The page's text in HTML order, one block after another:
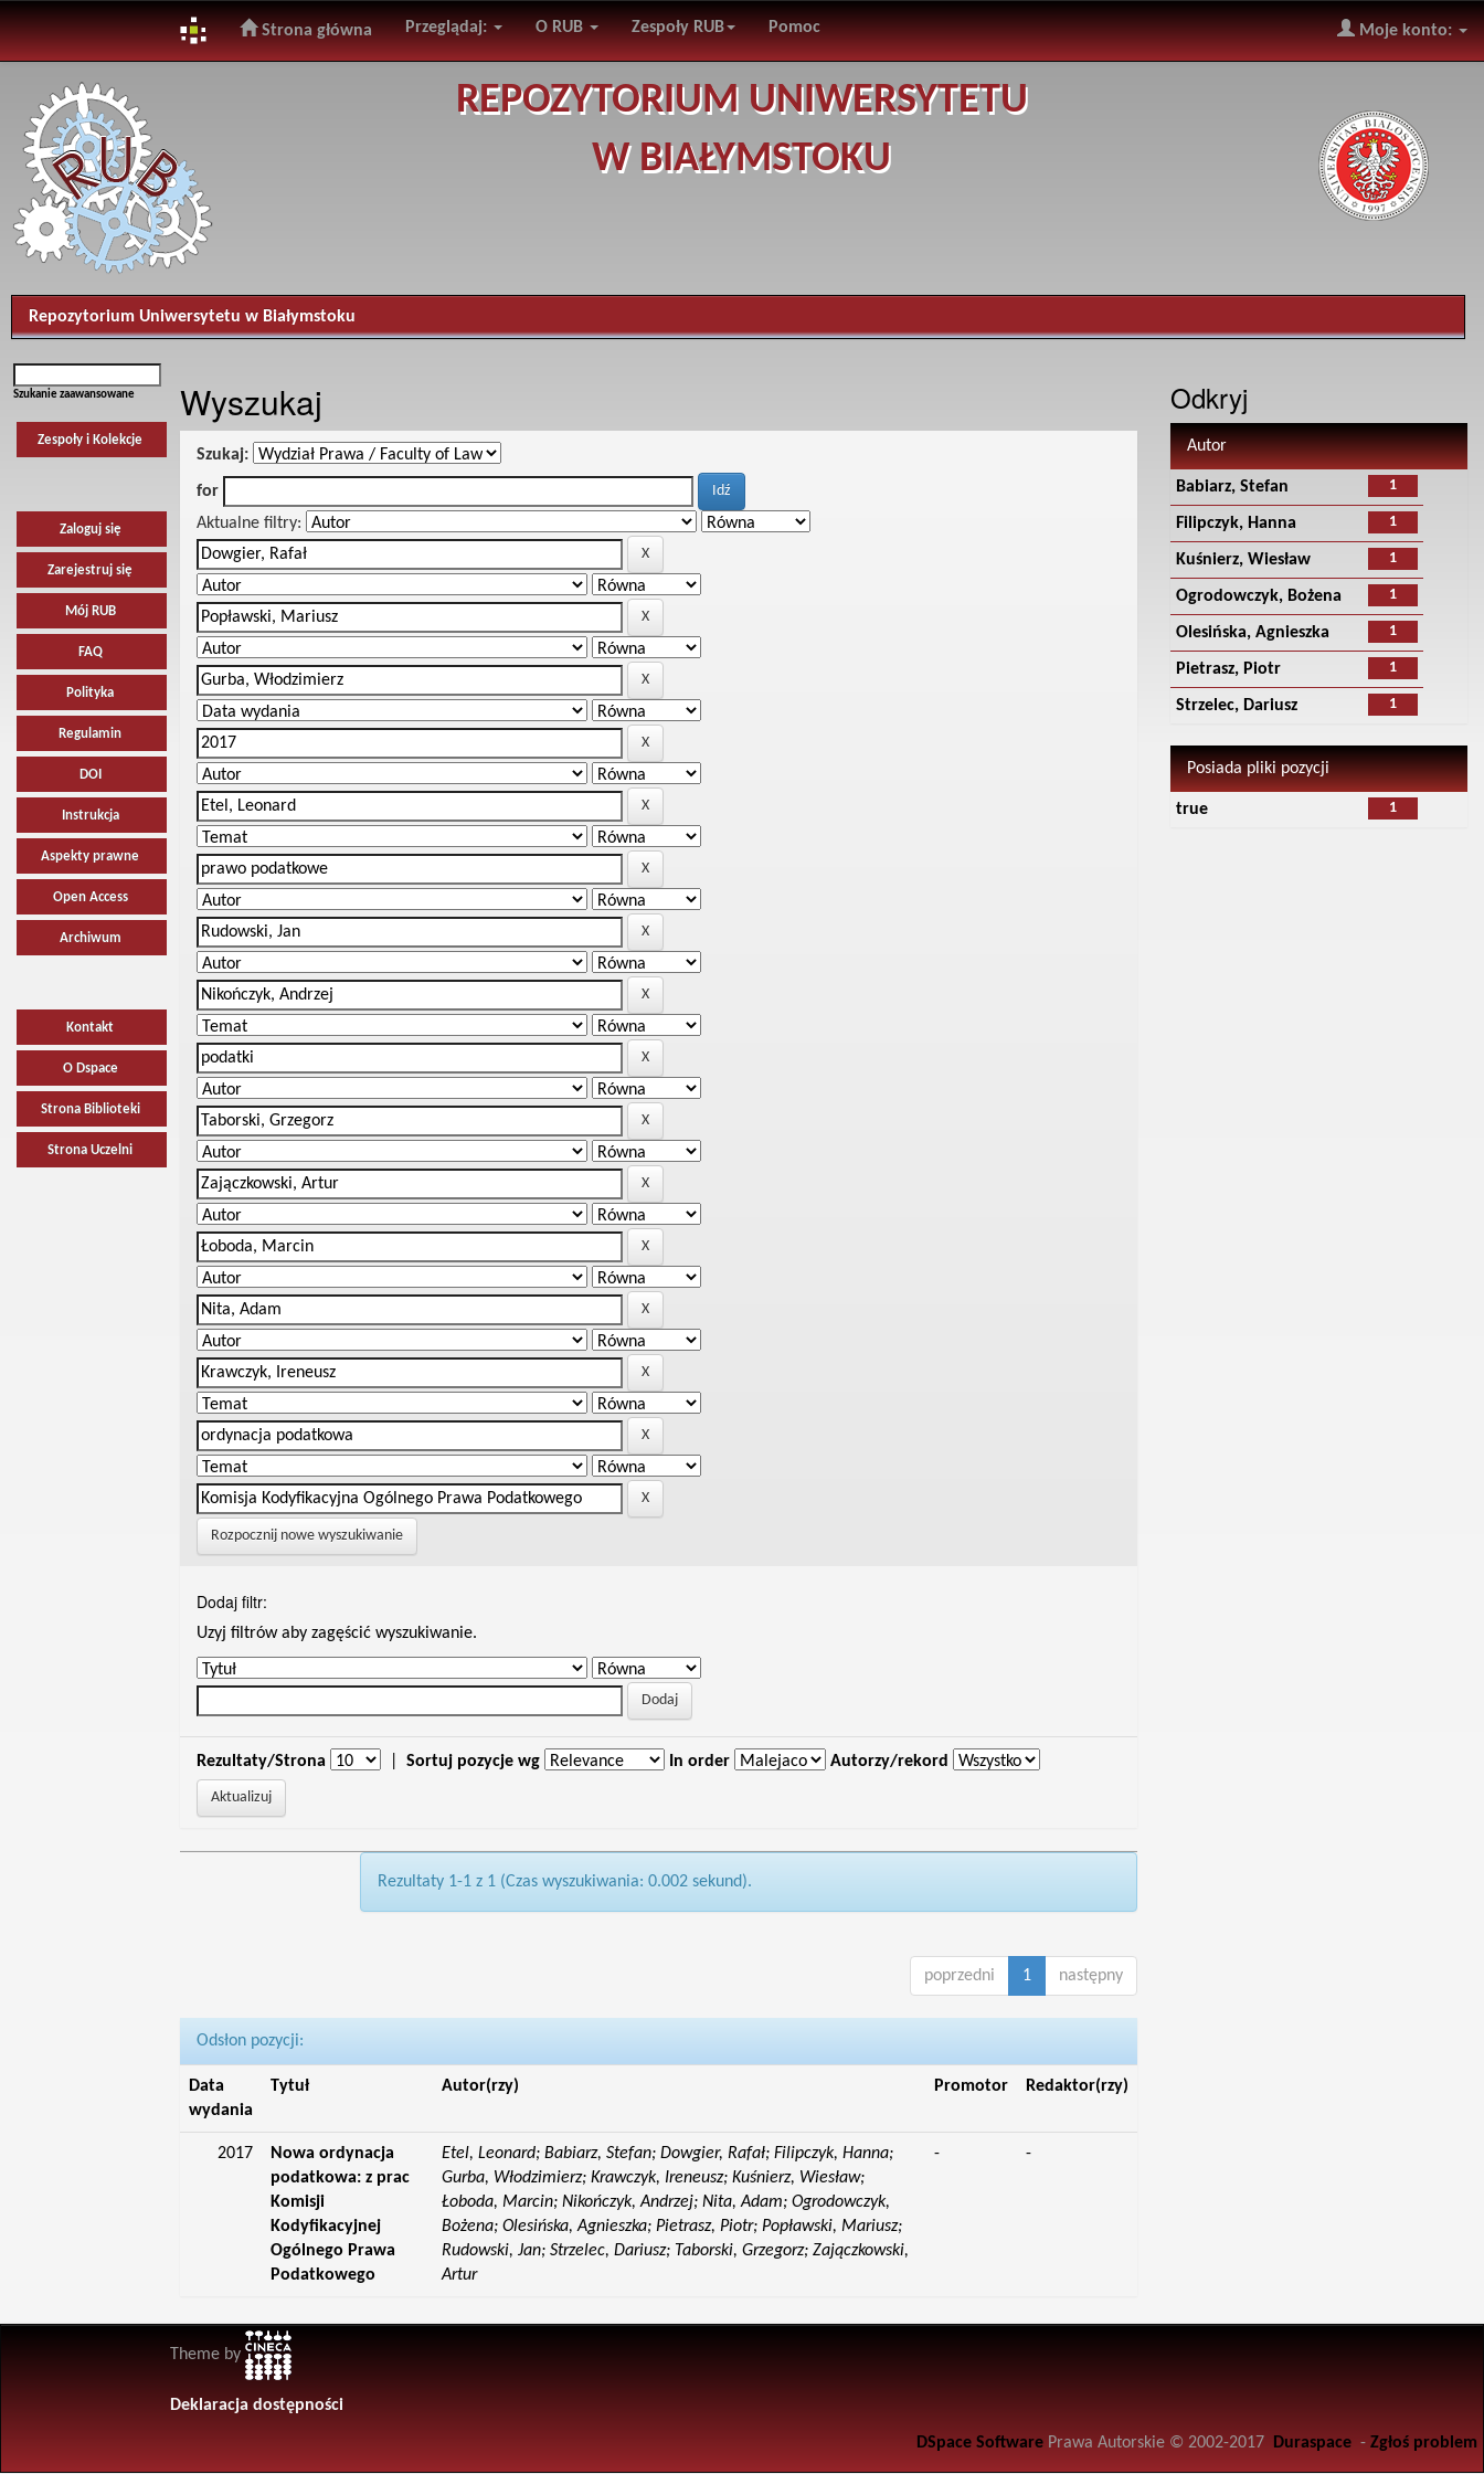
navigation
Strona główna Przeglądaj: O RUB Zespoły RUB Pomoc Moje konto:
REPOZYTORIUM UNIWERSYTETU
W BIAŁYMSTOKU
Repozytorium Uniwersytetu w Białymstoku
Szukanie zaawansowane
Zespoły i Kolekcje
Zaloguj się
Zarejestruj się
Mój RUB
FAQ
Polityka
Regulamin
DOI
Instrukcja
Aspekty prawne
Open Access
Archiwum
Kontakt
O Dspace
Strona Biblioteki
Strona Uczelni
Wyszukaj
Szukaj:
for
Aktualne filtry:
Rozpocznij nowe wyszukiwanie
Dodaj filtr:
Uzyj filtrów aby zagęścić wyszukiwanie.
Rezultaty/Strona Sortuj pozycje wg In order Autorzy/rekord
Rezultaty 1-1 z 1 (Czas wyszukiwania: 0.002 sekund).
poprzedni 1 następny
Odsłon pozycji:
Data
wydania
Tytuł Autor(rzy) Promotor Redaktor(rzy)
2017
Nowa ordynacja
podatkowa: z prac
Komisji
Kodyfikacyjnej
Ogólnego Prawa
Podatkowego
Etel, Leonard; Babiarz, Stefan; Dowgier, Rafał; Filipczyk, Hanna;
Gurba, Włodzimierz; Krawczyk, Ireneusz; Kuśnierz, Wiesław;
Łoboda, Marcin; Nikończyk, Andrzej; Nita, Adam; Ogrodowczyk,
Bożena; Olesińska, Agnieszka; Pietrasz, Piotr; Popławski, Mariusz;
Rudowski, Jan; Strzelec, Dariusz; Taborski, Grzegorz; Zajączkowski,
Artur
- -
Odkryj
Autor
1
Babiarz, Stefan
1
Filipczyk, Hanna
1
Kuśnierz, Wiesław
1
Ogrodowczyk, Bożena
1
Olesińska, Agnieszka
1
Pietrasz, Piotr
1
Strzelec, Dariusz
Posiada pliki pozycji
1
true
Theme by
Deklaracja dostępności
DSpace Software Prawa Autorskie © 2002-2017 Duraspace - Zgłoś problem